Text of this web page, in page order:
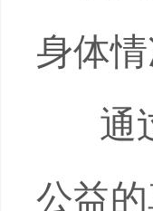
身体
通过
公益